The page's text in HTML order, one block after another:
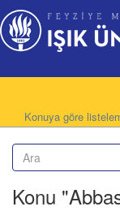
Konuya göre
Konu